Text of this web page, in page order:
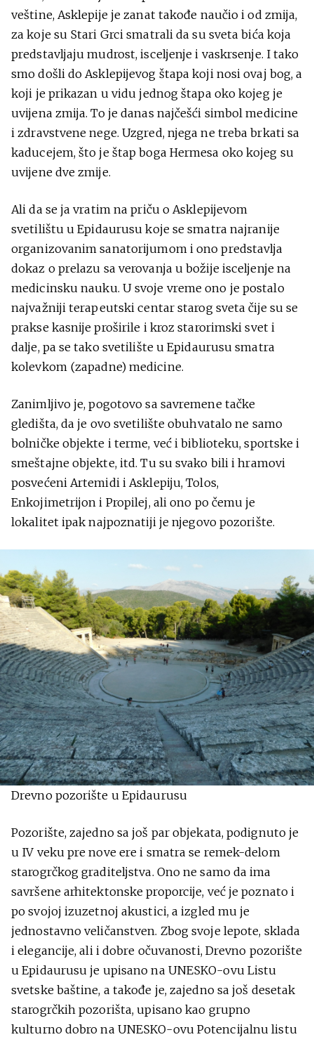
veštine, Asklepije je zanat takođe naučio i od zmija,
za koje su Stari Grci smatrali da su sveta bića koja
predstavljaju mudrost, isceljenje i vaskrsenje. I tako
smo došli do Asklepijevog štapa koji nosi ovaj bog, a
koji je prikazan u vidu jednog štapa oko kojeg je
uvijena zmija. To je danas najčešći simbol medicine
i zdravstvene nege. Uzgred, njega ne treba brkati sa
kaducejem, što je štap boga Hermesa oko kojeg su
uvijene dve zmije.
Ali da se ja vratim na priču o Asklepijevom
svetilištu u Epidaurusu koje se smatra najranije
organizovanim sanatorijumom i ono predstavlja
dokaz o prelazu sa verovanja u božije isceljenje na
medicinsku nauku. U svoje vreme ono je postalo
najvažniji terapeutski centar starog sveta čije su se
prakse kasnije proširile i kroz starorimski svet i
dalje, pa se tako svetilište u Epidaurusu smatra
kolevkom (zapadne) medicine.
Zanimljivo je, pogotovo sa savremene tačke
gledišta, da je ovo svetilište obuhvatalo ne samo
bolničke objekte i terme, već i biblioteku, sportske i
smeštajne objekte, itd. Tu su svako bili i hramovi
posvećeni Artemidi i Asklepiju, Tolos,
Enkojimetrijon i Propilej, ali ono po čemu je
lokalitet ipak najpoznatiji je njegovo pozorište.
Drevno pozorište u Epidaurusu
Pozorište, zajedno sa još par objekata, podignuto je
u IV veku pre nove ere i smatra se remek-delom
starogrčkog graditeljstva. Ono ne samo da ima
savršene arhitektonske proporcije, već je poznato i
po svojoj izuzetnoj akustici, a izgled mu je
jednostavno veličanstven. Zbog svoje lepote, sklada
i elegancije, ali i dobre očuvanosti, Drevno pozorište
u Epidaurusu je upisano na UNESKO-ovu Listu
svetske baštine, a takođe je, zajedno sa još desetak
starogrčkih pozorišta, upisano kao grupno
kulturno dobro na UNESKO-ovu Potencijalnu listu